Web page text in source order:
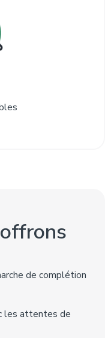
de complétion
les attentes de